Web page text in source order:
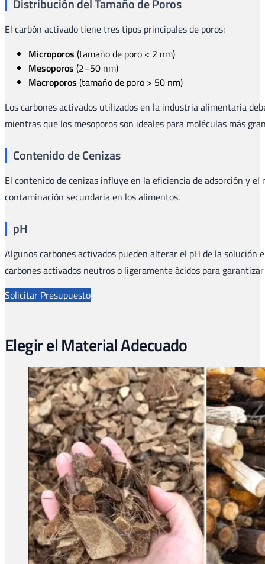
Distribución del Tamaño de Poros
El carbón activado tiene tres tipos principales de poros:
Microporos (tamaño de poro < 2 nm)
Mesoporos (2–50 nm)
Macroporos (tamaño de poro > 50 nm)
Los carbones activados utilizados en la industria alimentaria
mientras que los mesoporos son ideales para moléculas más
Contenido de Cenizas
El contenido de cenizas influye en la eficiencia de adsorción y
contaminación secundaria en los alimentos.
pH
Algunos carbones activados pueden alterar el pH de la solución
carbones activados neutros o ligeramente ácidos para
Solicitar Presupuesto
Elegir el Material Adecuado